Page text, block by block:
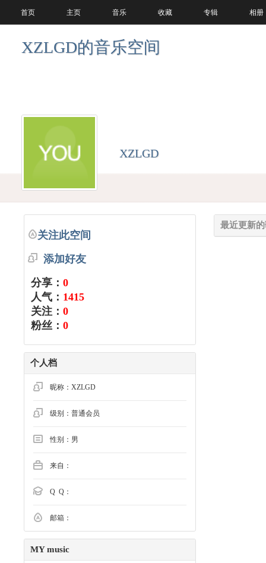
首页 主页 音乐 收藏 专辑 相册
XZLGD的音乐空间
XZLGD
关注此空间
添加好友
分享： 0
人气： 1415
关注： 0
粉丝： 0
个人档
昵称：XZLGD
级别：普通会员
性别：男
来自：
Q Q：
邮箱：
MY music
最近更新